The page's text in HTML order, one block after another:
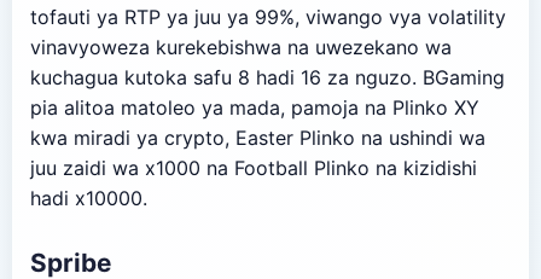
tofauti ya RTP ya juu ya 99%, viwango vya volatility
vinavyoweza kurekebishwa na uwezekano wa
kuchagua kutoka safu 8 hadi 16 za nguzo. BGaming
pia alitoa matoleo ya mada, pamoja na Plinko XY
kwa miradi ya crypto, Easter Plinko na ushindi wa
juu zaidi wa x1000 na Football Plinko na kizidishi
hadi x10000.
Spribe